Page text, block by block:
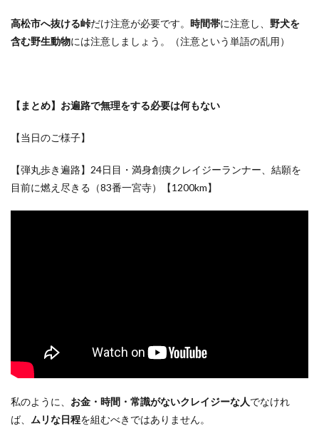
高松市へ抜ける峠だけ注意が必要です。 時間帯に注意し、 野犬を
含む野生動物には注意しましょう。 （注意という単語の乱用）
【まとめ】お遍路で無理をする必要は何もない
【当日のご様子】
【弾丸歩き遍路】24日目・満身創痍クレイジーランナー、結願を
目前に燃え尽きる（83番一宮寺）【1200km】
私のように、 お金・時間・常識がないクレイジーな人でなけれ
ば、 ムリな日程を組むべきではありません。